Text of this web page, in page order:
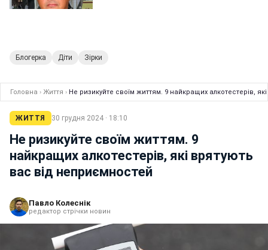
Блогерка Діти Зірки
Головна › Життя › Не ризикуйте своїм життям. 9 найкращих алкотестерів,
ЖИТТЯ 30 грудня 2024 · 18:10
Не ризикуйте своїм життям. 9
найкращих алкотестерів, які врятують
вас від неприємностей
Павло Колеснік
редактор стрічки новин